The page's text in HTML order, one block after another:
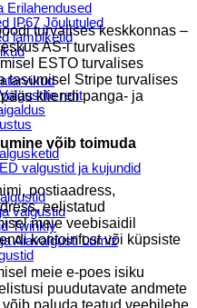
Erilahendused
IP67 Jõulutuled
lambiketid
rent
valgustid ja kujundid
valgustid
Twinkly
Aiavalgusti Lumiz
turvalises keskkonnas –
AS-i turvalises
ESTO turvalises
tasumisel Stripe turvalises
kliendi panga- ja
võib toimuda
postiaadress,
eelistatud
meie veebisaidil
kontoinfost või küpsiste
meie e-poes isiku
puudutavate andmete
paluda teatud veebilehe